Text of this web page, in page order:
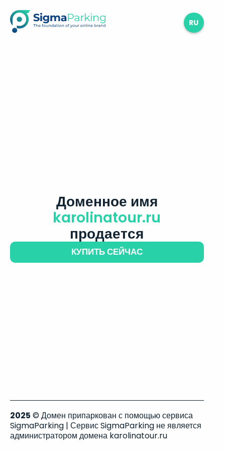
RU
Доменное имя
karolinatour.ru
продается
КУПИТЬ СЕЙЧАС
2025 © Домен припаркован с помощью сервиса
SigmaParking | Сервис SigmaParking не является
администратором домена karolinatour.ru